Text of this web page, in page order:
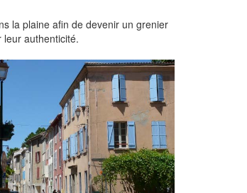
la plaine afin de devenir un grenier
authenticité.